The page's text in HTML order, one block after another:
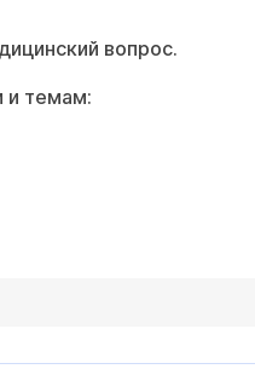
вопрос.
и темам: